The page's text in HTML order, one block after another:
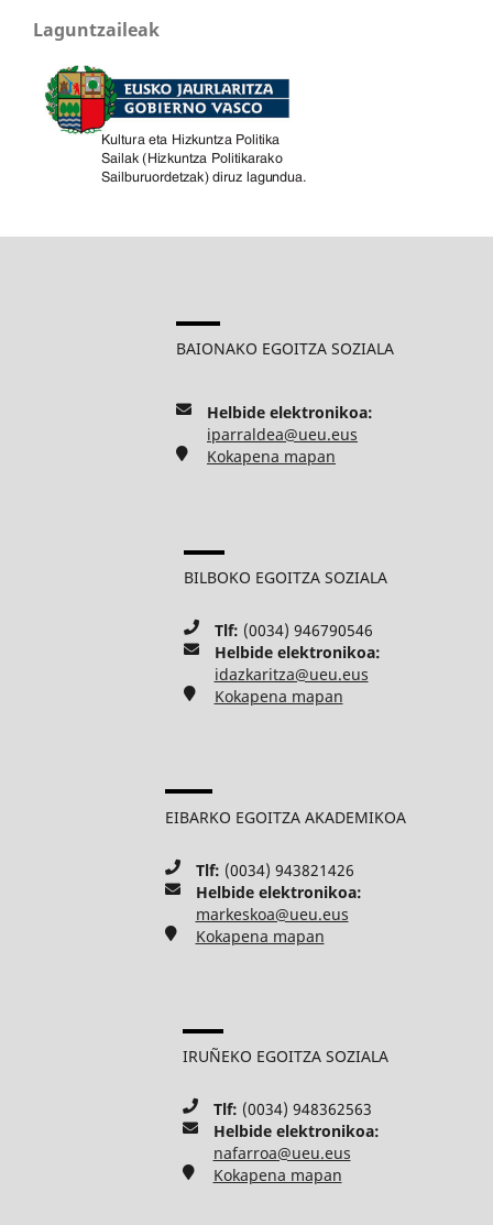
Laguntzaileak
BAIONAKO EGOITZA SOZIALA
Helbide elektronikoa:
iparraldea@ueu.eus
Kokapena mapan
BILBOKO EGOITZA SOZIALA
Tlf: (0034) 946790546
Helbide elektronikoa:
idazkaritza@ueu.eus
Kokapena mapan
EIBARKO EGOITZA AKADEMIKOA
Tlf: (0034) 943821426
Helbide elektronikoa:
markeskoa@ueu.eus
Kokapena mapan
IRUÑEKO EGOITZA SOZIALA
Tlf: (0034) 948362563
Helbide elektronikoa:
nafarroa@ueu.eus
Kokapena mapan